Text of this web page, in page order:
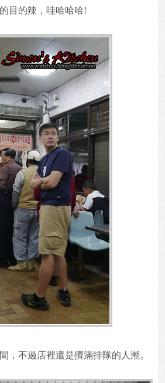
目的辣，哇哈哈哈!
，不過店裡還是擠滿排隊的人潮。